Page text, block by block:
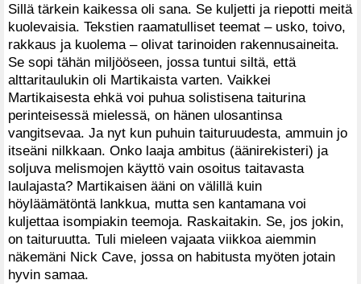
Sillä tärkein kaikessa oli sana. Se kuljetti ja riepotti meitä
kuolevaisia. Tekstien raamatulliset teemat – usko, toivo,
rakkaus ja kuolema – olivat tarinoiden rakennusaineita.
Se sopi tähän miljööseen, jossa tuntui siltä, että
alttaritaulukin oli Martikaista varten. Vaikkei
Martikaisesta ehkä voi puhua solistisena taiturina
perinteisessä mielessä, on hänen ulosantinsa
vangitsevaa. Ja nyt kun puhuin taituruudesta, ammuin jo
itseäni nilkkaan. Onko laaja ambitus (äänirekisteri) ja
soljuva melismojen käyttö vain osoitus taitavasta
laulajasta? Martikaisen ääni on välillä kuin
höyläämätöntä lankkua, mutta sen kantamana voi
kuljettaa isompiakin teemoja. Raskaitakin. Se, jos jokin,
on taituruutta. Tuli mieleen vajaata viikkoa aiemmin
näkemäni Nick Cave, jossa on habitusta myöten jotain
hyvin samaa.